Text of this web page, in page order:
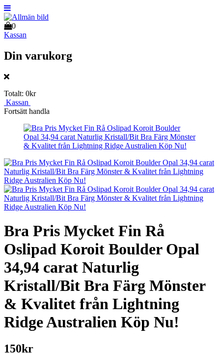
0
Kassan
Din varukorg
Totalt: 0kr
Kassan
Fortsätt handla
Bra Pris Mycket Fin Rå
Oslipad Koroit Boulder Opal
34,94 carat Naturlig
Kristall/Bit Bra Färg Mönster
& Kvalitet från Lightning
Ridge Australien Köp Nu!
150kr